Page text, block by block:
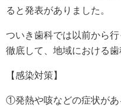
ると発表がありました。
ついき歯科では以前から
徹底して、地域における
【感染対策】
①発熱や咳などの症状が